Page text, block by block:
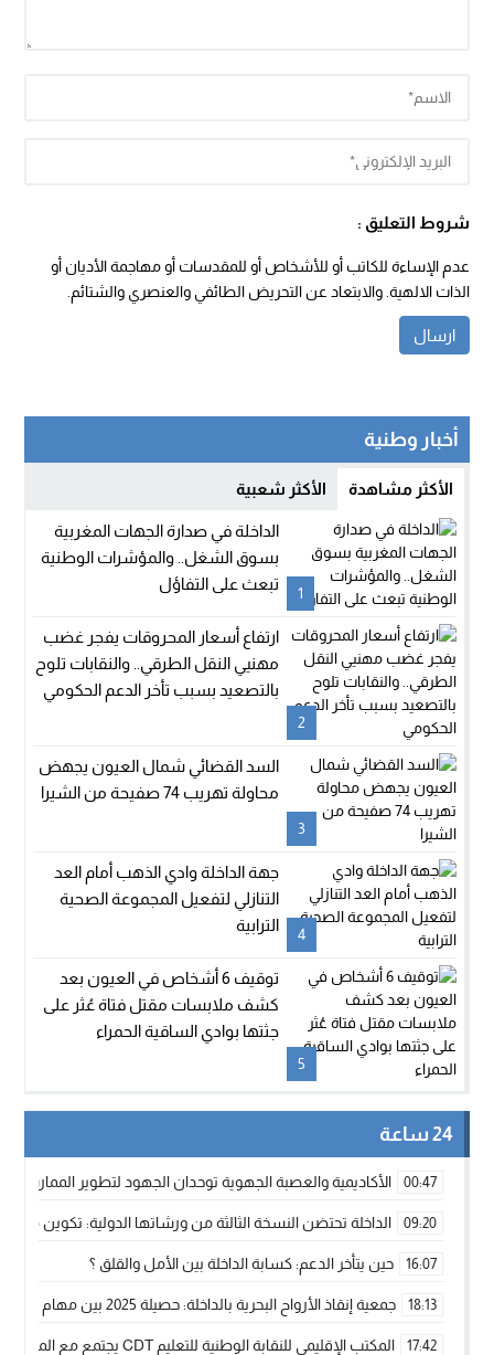
شروط التعليق :
عدم الإساءة للكاتب أو للأشخاص أو للمقدسات أو مهاجمة الأديان أو
الذات الالهية. والابتعاد عن التحريض الطائفي والعنصري والشتائم.
أخبار وطنية
الأكثر مشاهدة الأكثر شعبية
1
الداخلة في صدارة الجهات المغربية
بسوق الشغل.. والمؤشرات الوطنية
تبعث على التفاؤل
2
ارتفاع أسعار المحروقات يفجر غضب
مهنيي النقل الطرقي.. والنقابات تلوح
بالتصعيد بسبب تأخر الدعم الحكومي
3
السد القضائي شمال العيون يجهض
محاولة تهريب 74 صفيحة من الشيرا
4
جهة الداخلة وادي الذهب أمام العد
التنازلي لتفعيل المجموعة الصحية
الترابية
5
توقيف 6 أشخاص في العيون بعد
كشف ملابسات مقتل فتاة عُثر على
جثتها بوادي الساقية الحمراء
24 ساعة
00:47 الأكاديمية والعصبة الجهوية توحدان الجهود لتطوير الممارسة
09:20 الداخلة تحتضن النسخة الثالثة من ورشاتها الدولية: تكوين
16:07 حين يتأخر الدعم: كسابة الداخلة بين الأمل والقلق ؟
18:13 جمعية إنقاذ الأرواح البحرية بالداخلة: حصيلة 2025 بين مهام الإنقاذ ومشروع “دار البحار”
17:42 المكتب الإقليمي للنقابة الوطنية للتعليم CDT يجتمع مع المدير الإقليمي لمناقشة ملفات جوهرية لنساء ورجال التعليم